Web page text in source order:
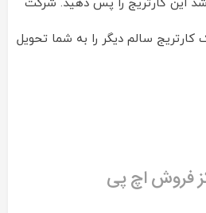
این کارتریج را پس دهید. شرکت
کارتریج سالم دیگر را به شما تحویل
فروش اچ پی